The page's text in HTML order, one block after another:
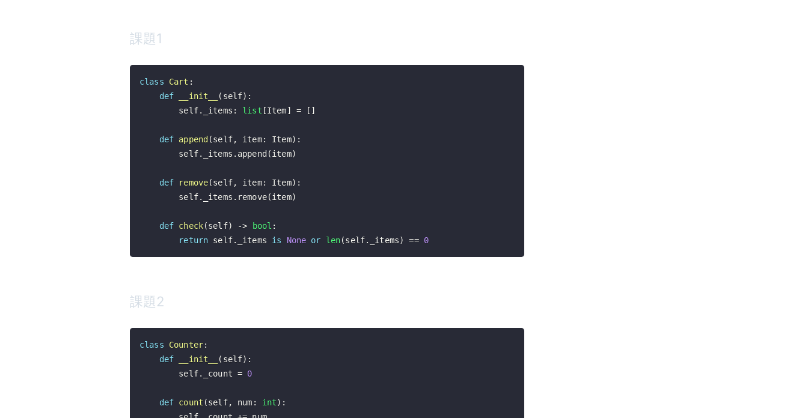
課題1
class Cart :
def
__init__ ( self) :
        self
. _items : list [Item] = [ ]
def append (self, item: Item) :
        self
. _items . append (item)
def remove(self, item: Item) :
        self
. _items . remove(item)
def check(self) -> bool :
return self. _items is None or len(self. _items) == 0
課題2
class Counter:
def
__init__ ( self) :
        self
. _count = 0
def count (self, num : int) :